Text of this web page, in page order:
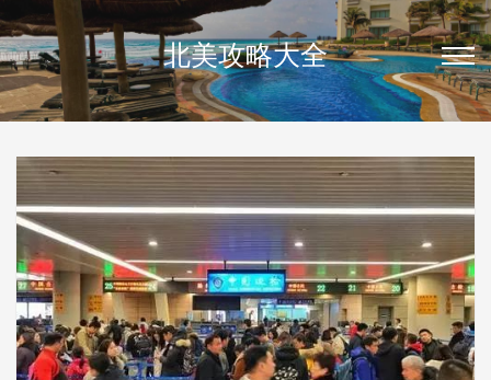
北美攻略大全